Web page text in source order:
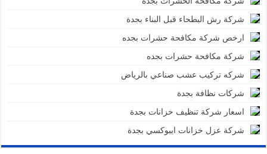
شركة رش البطحاء قبل البناء بجدة
ارخص شركة مكافحة حشرات بجده
شركة مكافحة حشرات بجده
شركه تركيب عشب صناعي بالرياض
شركات نظافة بجدة
اسعار شركة تنظيف خزانات بجدة
شركة عزل خزانات ايبوكسي بجدة